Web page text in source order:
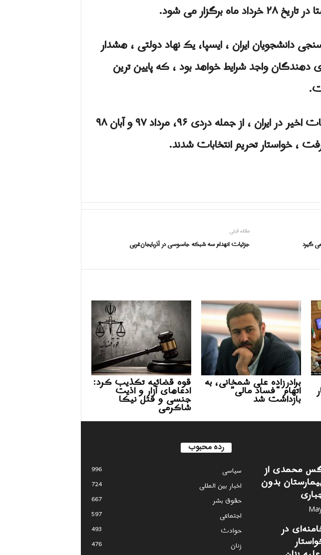
برگزار می شود.
دانشجویان ایران ، ایسپا، یک نهاد دولتی ، هشدار
در انتخابات امسال حدود 39 درصد از رای دهندگان واجد شرایط خواهد بود ، که پایین ترین
در هفته های اخیر ، گروه ها و فعالان سیاسی با استناد به اعتراضات اخیر در ایران ، از جمله دردی‌ ۹۶، مرداد ۹۷ و آبان‌ ۹۸
خواستار تحریم انتخابات شدند.
مقاله قبلی
جزئیات انهدام سه شبکه جاسوسی در آذربایجان‌غربی گیرد
قوه قضائیه تکذیب کرد:
ادعاهای آزار و اذیت
جنسی و قتل نیکا
شاکرمی
برادرزاده علی شمخانی، به
اتهام “فساد مالی”
بازداشت شد
محمدی از
بدون
در
رده محبوب
سياسى
996
اخبار بین المللی
724
حقوق بشر
667
اجتماعی
597
حوادث
493
زنان
476